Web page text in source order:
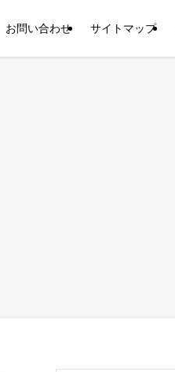
お問い合わせ サイトマップ